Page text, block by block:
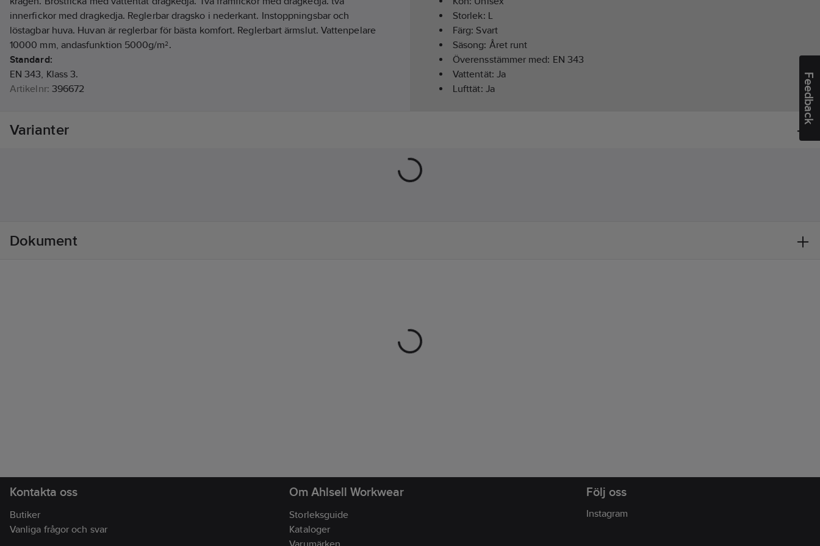
Feedback
innerfickor med dragkedja. Reglerbar dragsko i nederkant. Instoppningsbar och
löstagbar huva. Huvan är reglerbar för bästa komfort. Reglerbart ärmslut. Vattenpelare
10000 mm, andasfunktion 5000g/m².
Standard:
EN 343, Klass 3.
Artikelnr: 396672
Materialklass
Storlek: L
Färg:Svart
Säsong: Året runt
Överensstämmer med: EN 343
Vattentät: Ja
Lufttät: Ja
Varianter
Dokument
Kontakta oss
Butiker
Vanliga frågor och svar
Om Ahlsell Workwear
Storleksguide
Kataloger
Följ oss
Instagram